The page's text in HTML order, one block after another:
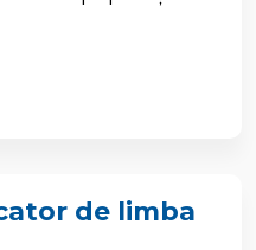
de limba